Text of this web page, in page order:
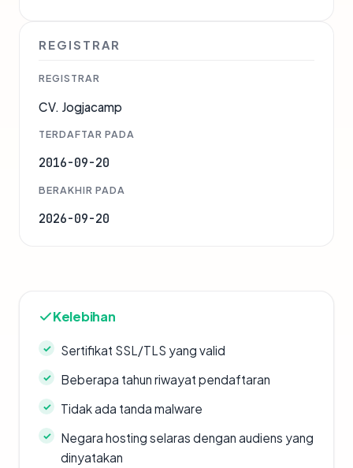
REGISTRAR
REGISTRAR
CV. Jogjacamp
TERDAFTAR PADA
2016-09-20
BERAKHIR PADA
2026-09-20
Kelebihan
Sertifikat SSL/TLS yang valid
Beberapa tahun riwayat pendaftaran
Tidak ada tanda malware
Negara hosting selaras dengan audiens yang
dinyatakan